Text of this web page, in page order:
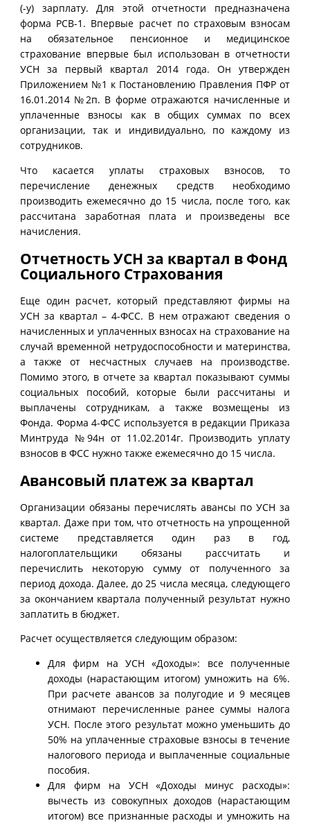
(-у) зарплату. Для этой отчетности предназначена
форма РСВ-1. Впервые расчет по страховым взносам
на обязательное пенсионное и медицинское
страхование впервые был использован в отчетности
УСН за первый квартал 2014 года. Он утвержден
Приложением №1 к Постановлению Правления ПФР от
16.01.2014 №2п. В форме отражаются начисленные и
уплаченные взносы как в общих суммах по всех
организации, так и индивидуально, по каждому из
сотрудников.
Что касается уплаты страховых взносов, то
перечисление денежных средств необходимо
производить ежемесячно до 15 числа, после того, как
рассчитана заработная плата и произведены все
начисления.
Отчетность УСН за квартал в Фонд
Социального Страхования
Еще один расчет, который представляют фирмы на
УСН за квартал – 4-ФСС. В нем отражают сведения о
начисленных и уплаченных взносах на страхование на
случай временной нетрудоспособности и материнства,
а также от несчастных случаев на производстве.
Помимо этого, в отчете за квартал показывают суммы
социальных пособий, которые были рассчитаны и
выплачены сотрудникам, а также возмещены из
Фонда. Форма 4-ФСС используется в редакции Приказа
Минтруда №94н от 11.02.2014г. Производить уплату
взносов в ФСС нужно также ежемесячно до 15 числа.
Авансовый платеж за квартал
Организации обязаны перечислять авансы по УСН за
квартал. Даже при том, что отчетность на упрощенной
системе представляется один раз в год,
налогоплательщики обязаны рассчитать и
перечислить некоторую сумму от полученного за
период дохода. Далее, до 25 числа месяца, следующего
за окончанием квартала полученный результат нужно
заплатить в бюджет.
Расчет осуществляется следующим образом:
Для фирм на УСН «Доходы»: все полученные
доходы (нарастающим итогом) умножить на 6%.
При расчете авансов за полугодие и 9 месяцев
отнимают перечисленные ранее суммы налога
УСН. После этого результат можно уменьшить до
50% на уплаченные страховые взносы в течение
налогового периода и выплаченные социальные
пособия.
Для фирм на УСН «Доходы минус расходы»:
вычесть из совокупных доходов (нарастающим
итогом) все признанные расходы и умножить на